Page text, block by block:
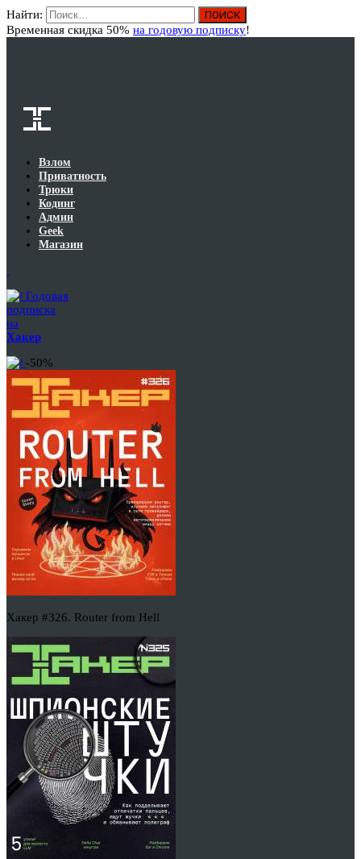
Найти:
Временная скидка 50% на годовую подписку!
Взлом
Приватность
Трюки
Кодинг
Админ
Geek
Магазин
Годовая
подписка
на
Хакер
-50%
Хакер #326. Router from Hell